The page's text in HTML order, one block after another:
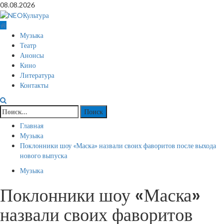
Перейти
к
содержимому
08.08.2026
Основное
меню
Музыка
Театр
Анонсы
Кино
Литература
Контакты
Найти:
Главная
Музыка
Поклонники шоу «Маска» назвали своих фаворитов после выхода
нового выпуска
Музыка
Поклонники шоу «Маска»
назвали своих фаворитов